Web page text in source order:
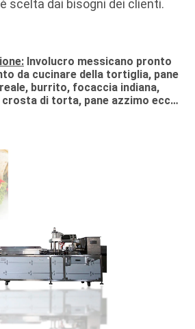
scelta dai bisogni dei clienti.
Involucro messicano pronto
da cucinare della tortiglia, pane
burrito, focaccia indiana,
di torta, pane azzimo ecc…